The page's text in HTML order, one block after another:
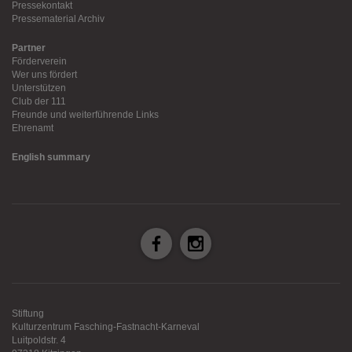
Pressekontakt
Pressematerial Archiv
Partner
Förderverein
Wer uns fördert
Unterstützen
Club der 111
Freunde und weiterführende Links
Ehrenamt
English summary
Stiftung
Kulturzentrum Fasching-Fastnacht-Karneval
Luitpoldstr. 4